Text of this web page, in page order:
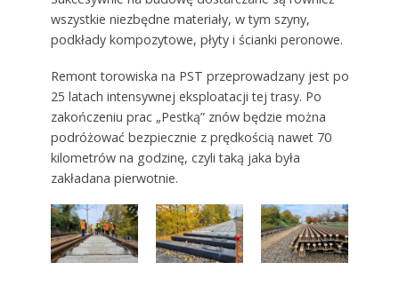
wszystkie niezbędne materiały, w tym szyny,
podkłady kompozytowe, płyty i ścianki peronowe.
Remont torowiska na PST przeprowadzany jest po
25 latach intensywnej eksploatacji tej trasy. Po
zakończeniu prac „Pestką” znów będzie można
podróżować bezpiecznie z prędkością nawet 70
kilometrów na godzinę, czyli taką jaka była
zakładana pierwotnie.